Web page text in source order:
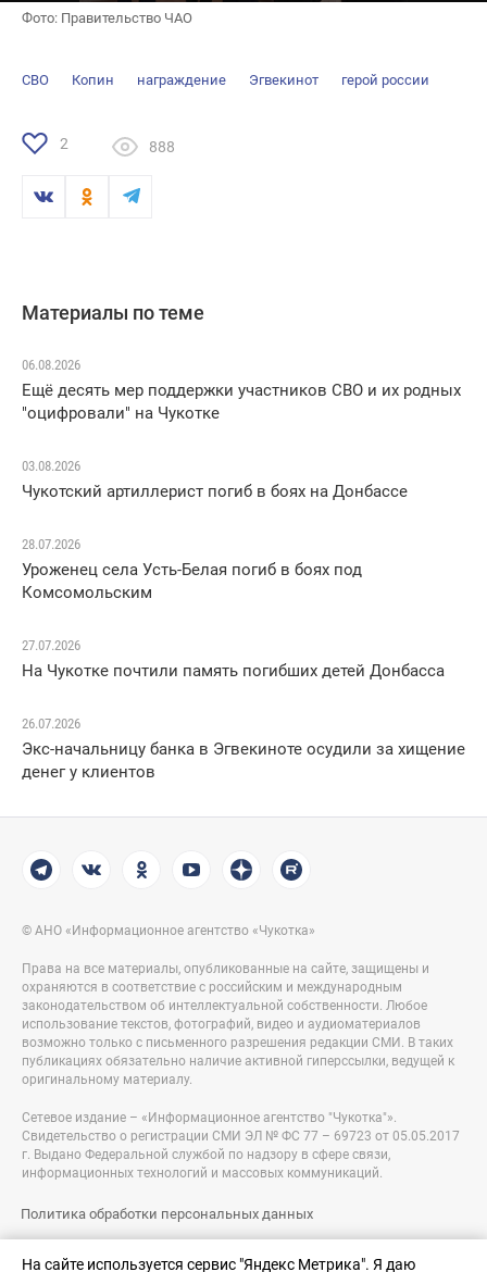
На сайте используется сервис "Яндекс Метрика". Я даю
Фото: Правительство ЧАО
СВО Копин награждение Эгвекинот герой россии
2 888
Материалы по теме
06.08.2026
Ещё десять мер поддержки участников СВО и их родных
"оцифровали" на Чукотке
03.08.2026
Чукотский артиллерист погиб в боях на Донбассе
28.07.2026
Уроженец села Усть-Белая погиб в боях под
Комсомольским
27.07.2026
На Чукотке почтили память погибших детей Донбасса
26.07.2026
Экс-начальницу банка в Эгвекиноте осудили за хищение
денег у клиентов
© АНО «Информационное агентство «Чукотка»
Права на все материалы, опубликованные на сайте, защищены и
охраняются в соответствие с российским и международным
законодательством об интеллектуальной собственности. Любое
использование текстов, фотографий, видео и аудиоматериалов
возможно только с письменного разрешения редакции СМИ. В таких
публикациях обязательно наличие активной гиперссылки, ведущей к
оригинальному материалу.
Сетевое издание – «Информационное агентство "Чукотка"».
Свидетельство о регистрации СМИ ЭЛ № ФС 77 – 69723 от 05.05.2017
г. Выдано Федеральной службой по надзору в сфере связи,
информационных технологий и массовых коммуникаций.
Политика обработки персональных данных